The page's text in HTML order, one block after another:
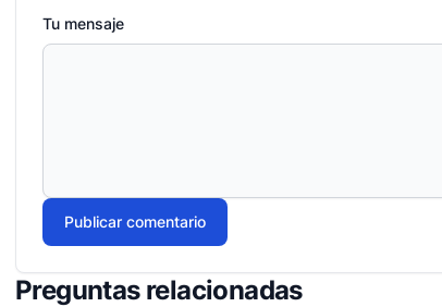
Tu mensaje
Publicar comentario
Preguntas relacionadas